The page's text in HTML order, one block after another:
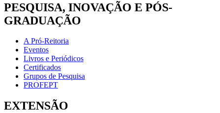
PESQUISA, INOVAÇÃO E PÓS-
GRADUAÇÃO
A Pró-Reitoria
Eventos
Livros e Periódicos
Certificados
Grupos de Pesquisa
PROFEPT
EXTENSÃO